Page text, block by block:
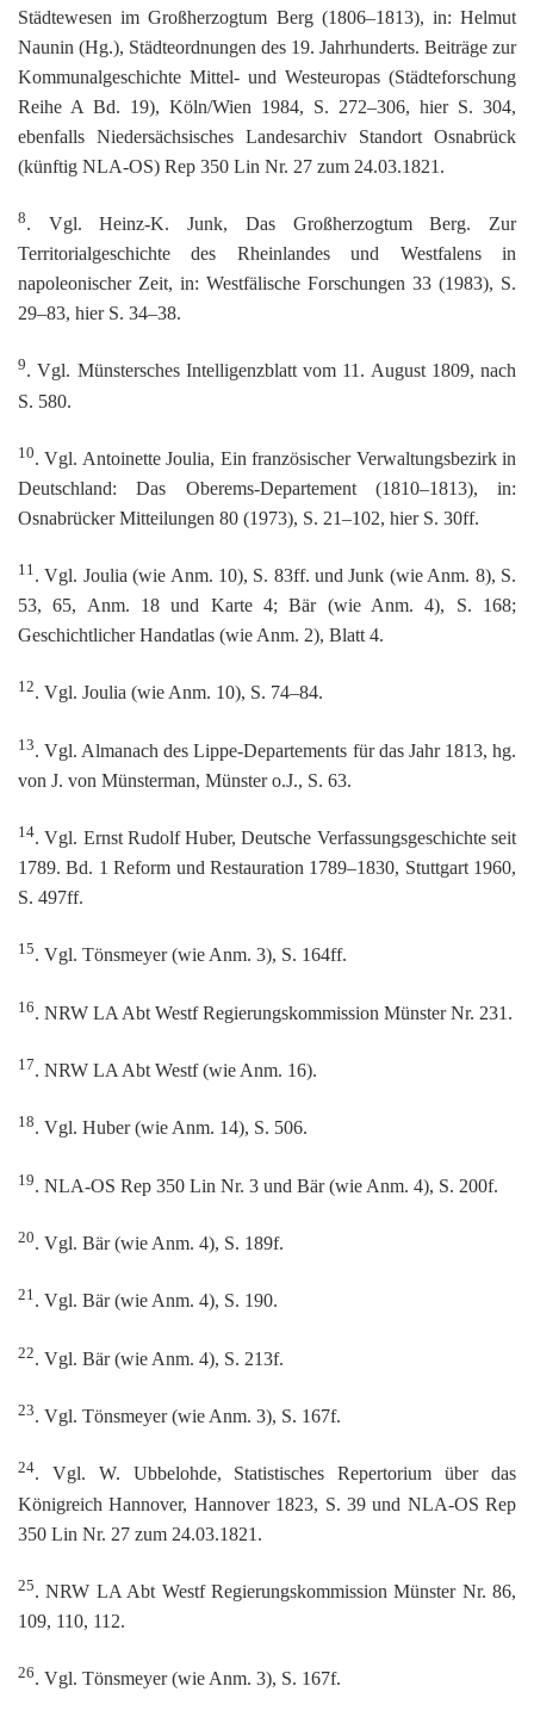
Städtewesen im Großherzogtum Berg (1806–1813), in: Helmut
Naunin (Hg.), Städteordnungen des 19. Jahrhunderts. Beiträge zur
Kommunalgeschichte Mittel- und Westeuropas (Städteforschung
Reihe A Bd. 19), Köln/Wien 1984, S. 272–306, hier S. 304,
ebenfalls Niedersächsisches Landesarchiv Standort Osnabrück
(künftig NLA-OS) Rep 350 Lin Nr. 27 zum 24.03.1821.
8. Vgl. Heinz-K. Junk, Das Großherzogtum Berg. Zur
Territorialgeschichte des Rheinlandes und Westfalens in
napoleonischer Zeit, in: Westfälische Forschungen 33 (1983), S.
29–83, hier S. 34–38.
9. Vgl. Münstersches Intelligenzblatt vom 11. August 1809, nach
S. 580.
10. Vgl. Antoinette Joulia, Ein französischer Verwaltungsbezirk in
Deutschland: Das Oberems-Departement (1810–1813), in:
Osnabrücker Mitteilungen 80 (1973), S. 21–102, hier S. 30ff.
11. Vgl. Joulia (wie Anm. 10), S. 83ff. und Junk (wie Anm. 8), S.
53, 65, Anm. 18 und Karte 4; Bär (wie Anm. 4), S. 168;
Geschichtlicher Handatlas (wie Anm. 2), Blatt 4.
12. Vgl. Joulia (wie Anm. 10), S. 74–84.
13. Vgl. Almanach des Lippe-Departements für das Jahr 1813, hg.
von J. von Münsterman, Münster o.J., S. 63.
14. Vgl. Ernst Rudolf Huber, Deutsche Verfassungsgeschichte seit
1789. Bd. 1 Reform und Restauration 1789–1830, Stuttgart 1960,
S. 497ff.
15. Vgl. Tönsmeyer (wie Anm. 3), S. 164ff.
16. NRW LA Abt Westf Regierungskommission Münster Nr. 231.
17. NRW LA Abt Westf (wie Anm. 16).
18. Vgl. Huber (wie Anm. 14), S. 506.
19. NLA-OS Rep 350 Lin Nr. 3 und Bär (wie Anm. 4), S. 200f.
20. Vgl. Bär (wie Anm. 4), S. 189f.
21. Vgl. Bär (wie Anm. 4), S. 190.
22. Vgl. Bär (wie Anm. 4), S. 213f.
23. Vgl. Tönsmeyer (wie Anm. 3), S. 167f.
24. Vgl. W. Ubbelohde, Statistisches Repertorium über das
Königreich Hannover, Hannover 1823, S. 39 und NLA-OS Rep
350 Lin Nr. 27 zum 24.03.1821.
25. NRW LA Abt Westf Regierungskommission Münster Nr. 86,
109, 110, 112.
26. Vgl. Tönsmeyer (wie Anm. 3), S. 167f.